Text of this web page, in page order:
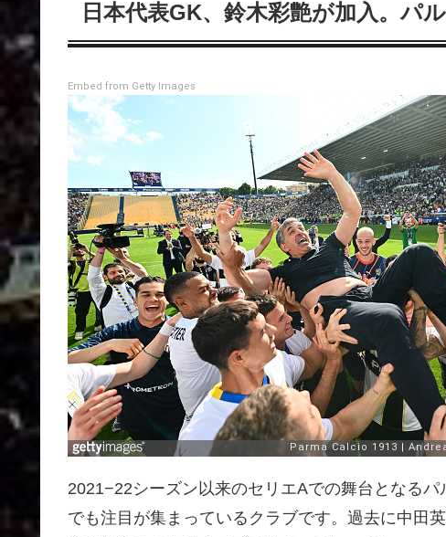
日本代表GK、鈴木彩艶が加入。パ
Embed from Getty Images
2021−22シーズン以来のセリエAでの舞台となる
でも注目が集まっているクラブです。過去に中田